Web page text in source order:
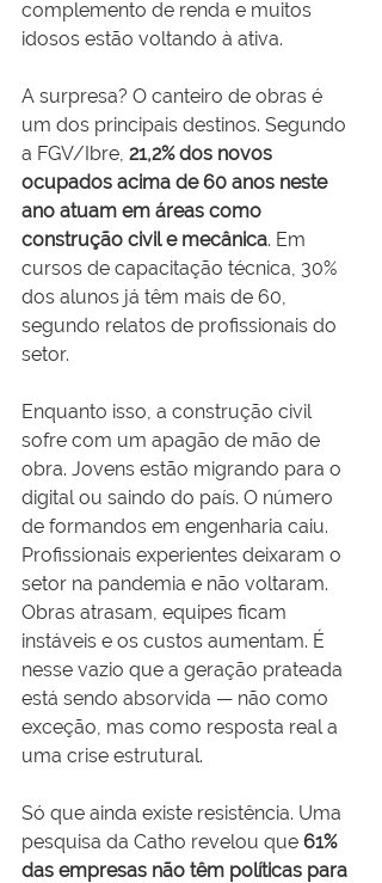
complemento de renda e muitos
idosos estão voltando à ativa.
A surpresa? O canteiro de obras é
um dos principais destinos. Segundo
a FGV/Ibre, 21,2% dos novos
ocupados acima de 60 anos neste
ano atuam em áreas como
construção civil e mecânica. Em
cursos de capacitação técnica, 30%
dos alunos já têm mais de 60,
segundo relatos de profissionais do
setor.
Enquanto isso, a construção civil
sofre com um apagão de mão de
obra. Jovens estão migrando para o
digital ou saindo do país. O número
de formandos em engenharia caiu.
Profissionais experientes deixaram o
setor na pandemia e não voltaram.
Obras atrasam, equipes ficam
instáveis e os custos aumentam. É
nesse vazio que a geração prateada
está sendo absorvida — não como
exceção, mas como resposta real a
uma crise estrutural.
Só que ainda existe resistência. Uma
pesquisa da Catho revelou que 61%
das empresas não têm políticas para